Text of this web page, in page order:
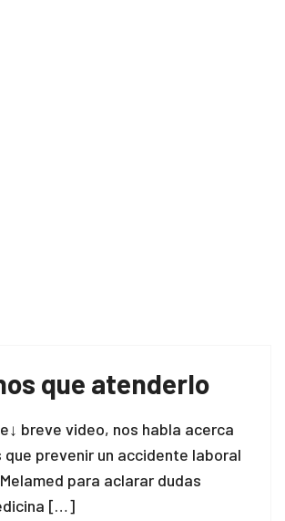
que atenderlo
breve video, nos habla acerca
prevenir un accidente laboral
para aclarar dudas
[…]